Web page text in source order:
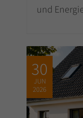
und
30
JUN
2026